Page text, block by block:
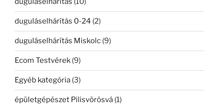
duguláselhárítás 0-24 (2)
duguláselhárítás Miskolc (9)
Ecom Testvérek (9)
Egyéb kategória (3)
épületgépészet Pilisvörösvá (1)